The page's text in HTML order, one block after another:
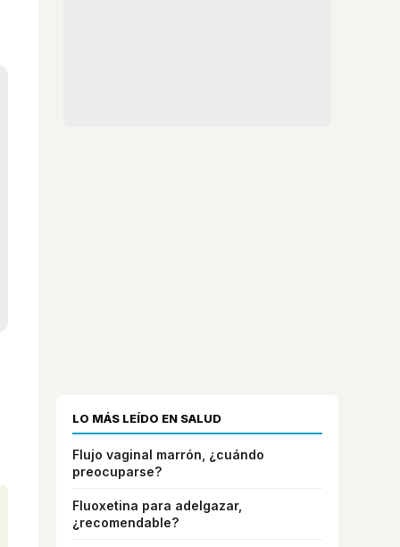
LO MÁS LEÍDO EN SALUD
Flujo vaginal marrón, ¿cuándo
preocuparse?
Fluoxetina para adelgazar,
¿recomendable?